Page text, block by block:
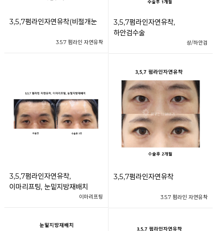
3,5,7펌라인자연유착(비절개눈
3.5.7 펌라인 자연유착
3,5,7펌라인자연유착,
하안검수술
상/하안검
3,5,7펌라인자연유착,
이마리프팅, 눈밑지방재배치
이마리프팅
3,5,7펌라인자연유착
3.5.7 펌라인 자연유착